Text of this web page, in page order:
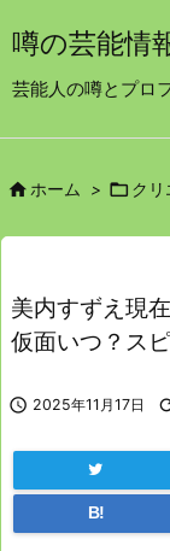
噂の芸能情
芸能人の噂とプロ
ホーム >  クリ
美内すずえ現
仮面いつ？ス
 2025年11月17日
B!